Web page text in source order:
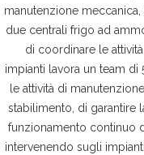
manutenzione
due centrali frigo ad
di coordinare le
impianti lavora un team
le attività di
stabilimento, di garantire
funzionamento continuo
intervenendo sugli